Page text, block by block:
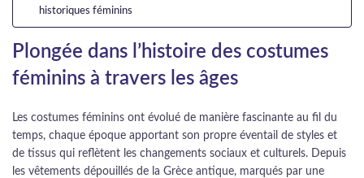
historiques féminins
Plongée dans l’histoire des costumes
féminins à travers les âges
Les costumes féminins ont évolué de manière fascinante au fil du
temps, chaque époque apportant son propre éventail de styles et
de tissus qui reflètent les changements sociaux et culturels. Depuis
les vêtements dépouillés de la Grèce antique, marqués par une